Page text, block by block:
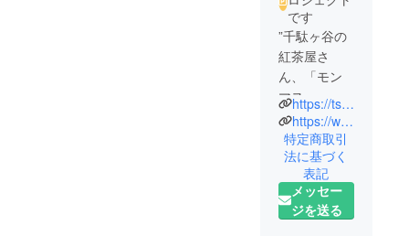
です
”千駄ヶ谷の
紅茶屋さ
ん、「モン
マス
ティー」か
ら学生と地
域の輪を広
げたい！”を
テーマに活
動する学生
https://tsudamon2021.wixsite.com/website
https://www.instagram.com/tsudamon_project/
特定商取引
法に基づく
表記
メッセー
ジを送る